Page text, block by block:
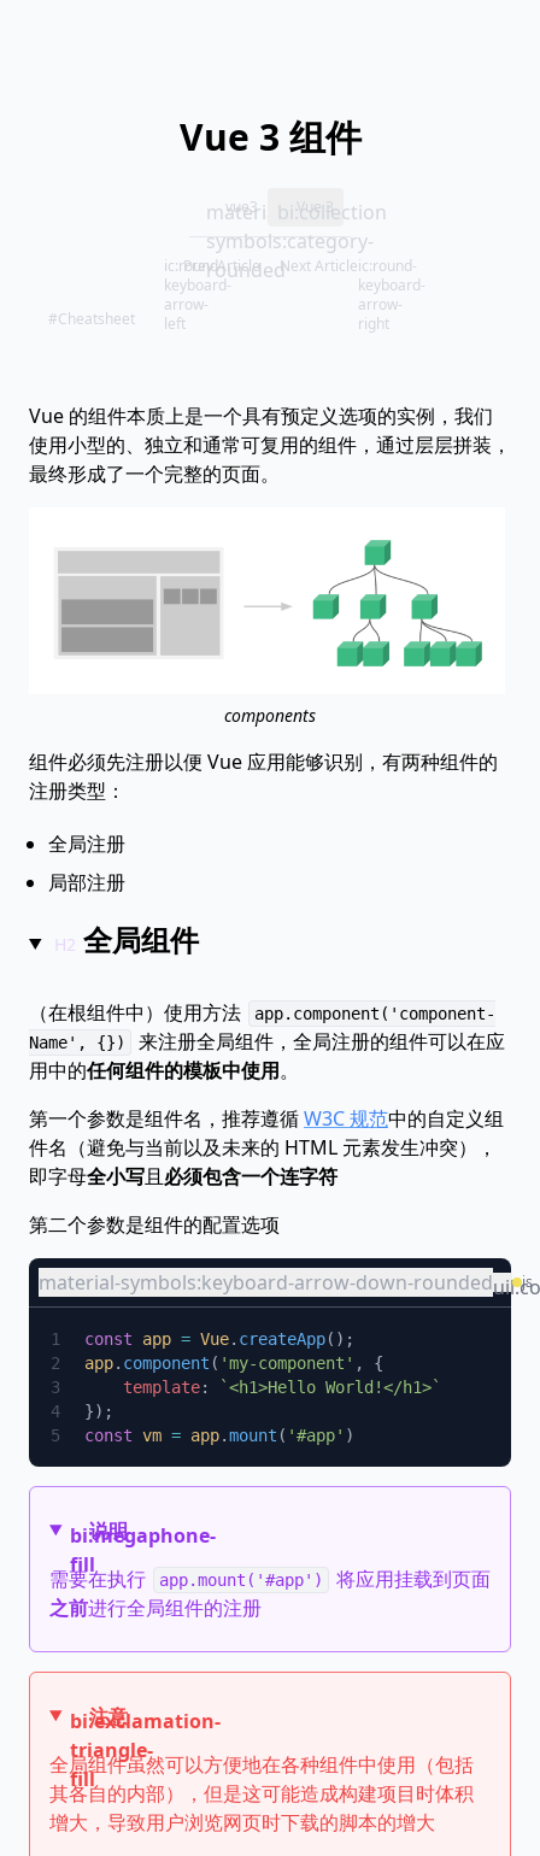
Vue 3 组件
material-
symbols:category-
rounded
vue3 bi:collection
Vue 3
ic:round-
keyboard-
arrow-
left
Prev Article Next Articleic:round-
keyboard-
arrow-
right
#Cheatsheet
Vue 的组件本质上是一个具有预定义选项的实例，我们
使用小型的、独立和通常可复用的组件，通过层层拼装，
最终形成了一个完整的页面。
components
组件必须先注册以便 Vue 应用能够识别，有两种组件的
注册类型：
全局注册
局部注册
全局组件
（在根组件中）使用方法
app.component('component-
Name', {})
来注册全局组件，全局注册的组件可以在应
用中的任何组件的模板中使用。
第一个参数是组件名，推荐遵循W3C 规范中的自定义组
件名（避免与当前以及未来的 HTML 元素发生冲突），
即字母全小写且必须包含一个连字符
第二个参数是组件的配置选项
material-symbols:keyboard-arrow-down-rounded js
const app = Vue. createApp
app. component ( 'my-component'
    template
:
const vm = app.mount ( '#app'
bi:megaphone-
fill
说明
需要在执行
app.mount('#app')
将应用挂载到页面
之前进行全局组件的注册
bi:exclamation-
triangle-
fill
注意
全局组件虽然可以方便地在各种组件中使用（包括
其各自的内部），但是这可能造成构建项目时体积
增大，导致用户浏览网页时下载的脚本的增大